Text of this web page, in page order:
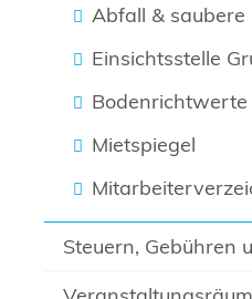
Abfall & saubere
Einsichtsstelle
Bodenrichtwerte
Mietspiegel
Steuern, Gebühren